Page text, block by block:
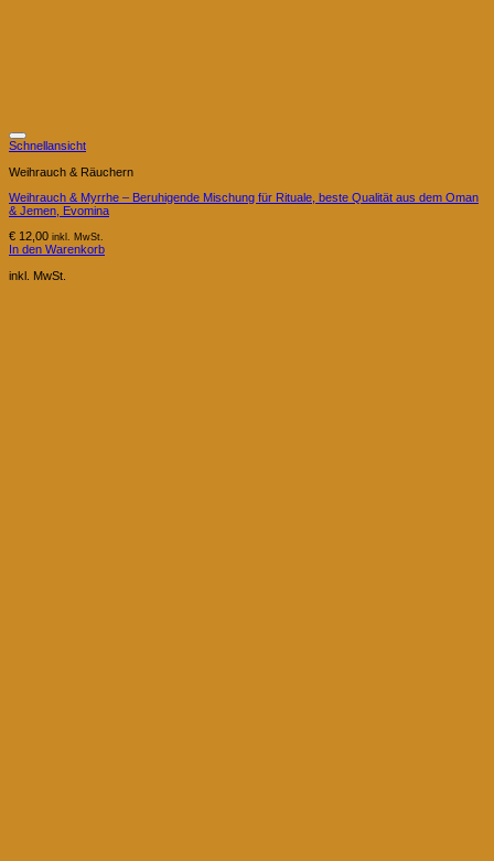
Schnellansicht
Weihrauch & Räuchern
Weihrauch & Myrrhe – Beruhigende Mischung für Rituale, beste Qualität aus dem Oman
& Jemen, Evomina
€ 12,00 inkl. MwSt.
In den Warenkorb
inkl. MwSt.